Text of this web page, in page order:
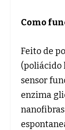
Como
Feito de
(poliácido
sensor
enzima